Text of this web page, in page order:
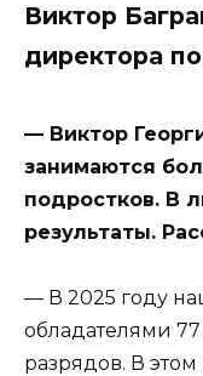
Виктор
директора
— Виктор
занимаются
подростков. В
результаты.
— В 2025 году
обладателями
разрядов. В